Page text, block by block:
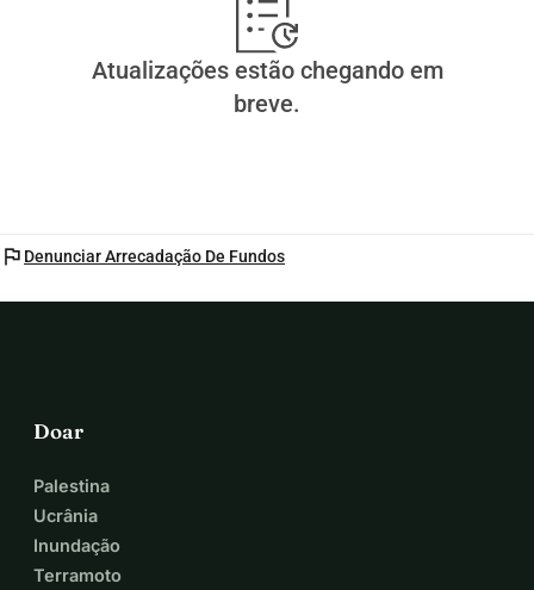
Atualizações estão chegando em
breve.
flag Denunciar Arrecadação De Fundos
Doar
Palestina
Ucrânia
Inundação
Terramoto